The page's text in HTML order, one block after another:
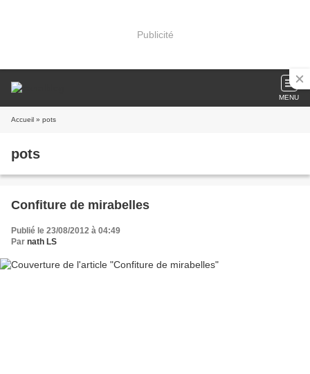
Publicité
MENU
Accueil » pots
pots
Confiture de mirabelles
Publié le 23/08/2012 à 04:49
Par nath LS